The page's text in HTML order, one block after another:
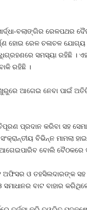
ବଲାଙ୍ଗିର ରେଳପଥର
ହୋଇ ରେଳ ଚଳାଚଳ ଯୋଗ୍ୟ
ସମସ୍ୟା ରହିଛି ।
ରହିଛି ।
ଆଗେଇ ନେବା ପାଇଁ
ପ୍ରଦାନ କରିବା ସହ
ବିଭିନ୍ନ ମାମଲା
ବୋଲି ବୈଠକରେ
ଓ ତହସିଲଦାରଙ୍କ ସହ
ବାଟ ବାହାର